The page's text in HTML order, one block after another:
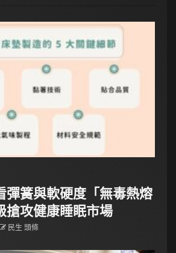
彈簧與軟硬度「無毒熱熔
搶攻健康睡眠市場
民生 頭條